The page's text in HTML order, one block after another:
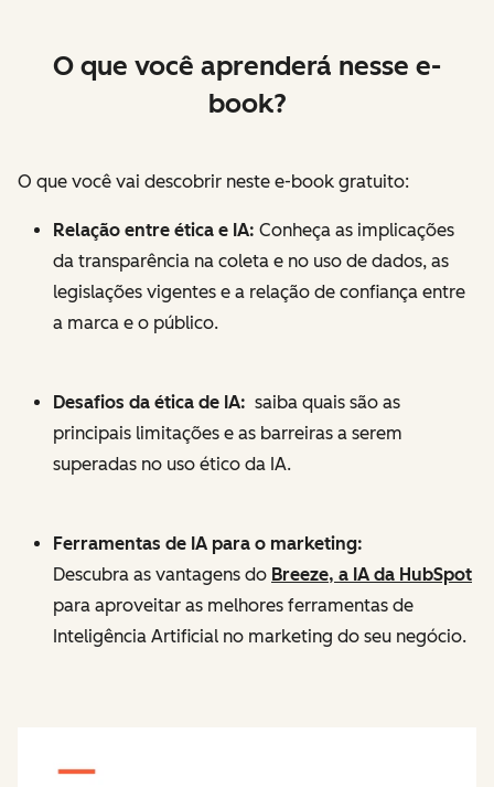
O que você aprenderá nesse e-
book?
O que você vai descobrir neste e-book gratuito:
Relação entre ética e IA: Conheça as implicações
da transparência na coleta e no uso de dados, as
legislações vigentes e a relação de confiança entre
a marca e o público.
Desafios da ética de IA: saiba quais são as
principais limitações e as barreiras a serem
superadas no uso ético da IA.
Ferramentas de IA para o marketing:
Descubra as vantagens do Breeze, a IA da HubSpot
para aproveitar as melhores ferramentas de
Inteligência Artificial no marketing do seu negócio.